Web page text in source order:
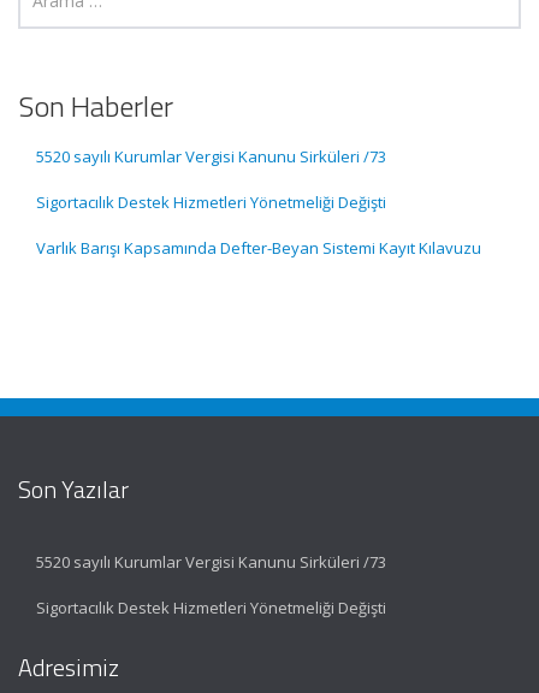
Son Haberler
5520 sayılı Kurumlar Vergisi Kanunu Sirküleri /73
Sigortacılık Destek Hizmetleri Yönetmeliği Değişti
Varlık Barışı Kapsamında Defter-Beyan Sistemi Kayıt Kılavuzu
Son Yazılar
5520 sayılı Kurumlar Vergisi Kanunu Sirküleri /73
Sigortacılık Destek Hizmetleri Yönetmeliği Değişti
Adresimiz